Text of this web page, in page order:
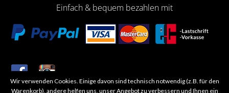
Einfach & bequem bezahlen mit
​Letzte Aktualisierung: 06.2026
Wir verwenden Cookies. Einige davon sind technisch notwendig (z.B. für den
Warenkorb), andere helfen uns, unser Angebot zu verbessern und Ihnen ein